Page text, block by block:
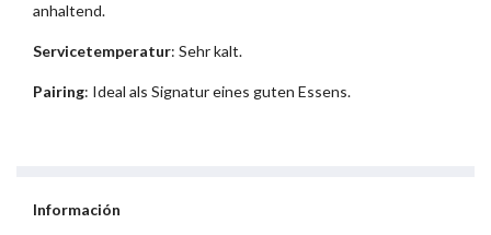
anhaltend.
Servicetemperatur: Sehr kalt.
Pairing: Ideal als Signatur eines guten Essens.
Información